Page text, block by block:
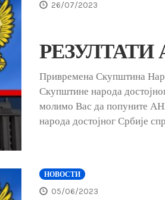
26/07/2023
РЕЗУЛТАТИ
Привремена Скупштина
Скупштине народа
молимо Вас да попуните
народа достојног Србије
НОВОСТИ
05/06/2023